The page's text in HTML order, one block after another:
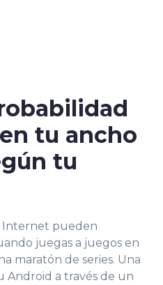
Internet pueden
juegas a juegos en
maratón de series. Una
Android a través de un
tu ancho
tu